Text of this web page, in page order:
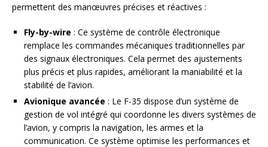
permettent des manœuvres précises et réactives :
Fly-by-wire : Ce système de contrôle électronique
remplace les commandes mécaniques traditionnelles par
des signaux électroniques. Cela permet des ajustements
plus précis et plus rapides, améliorant la maniabilité et la
stabilité de l’avion.
Avionique avancée : Le F-35 dispose d’un système de
gestion de vol intégré qui coordonne les divers systèmes de
l’avion, y compris la navigation, les armes et la
communication. Ce système optimise les performances et